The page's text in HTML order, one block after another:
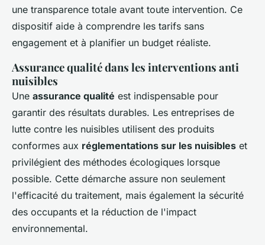
une transparence totale avant toute intervention. Ce
dispositif aide à comprendre les tarifs sans
engagement et à planifier un budget réaliste.
Assurance qualité dans les interventions anti
nuisibles
Une assurance qualité est indispensable pour
garantir des résultats durables. Les entreprises de
lutte contre les nuisibles utilisent des produits
conformes aux réglementations sur les nuisibles et
privilégient des méthodes écologiques lorsque
possible. Cette démarche assure non seulement
l'efficacité du traitement, mais également la sécurité
des occupants et la réduction de l'impact
environnemental.